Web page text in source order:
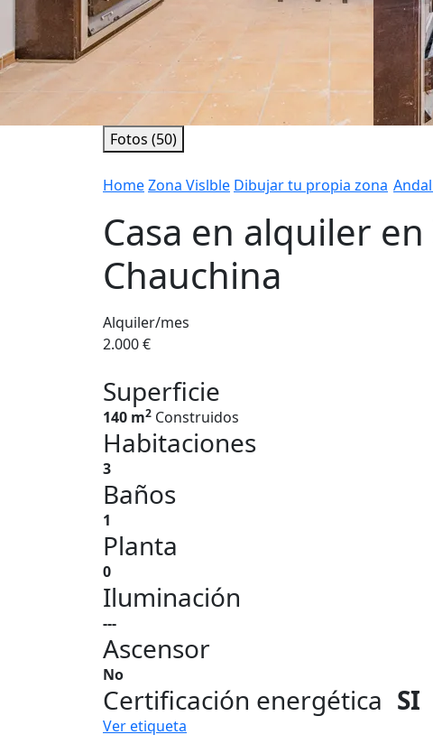
Fotos (50)
HomeZona Vislble Dibujar tu propia zona
Casa en alquiler
Chauchina
Alquiler/mes
2.000 €
Superficie
140 m2 Construidos
Habitaciones
3
Baños
1
Planta
0
Iluminación
---
Ascensor
No
Certificación energética SI
Ver etiqueta